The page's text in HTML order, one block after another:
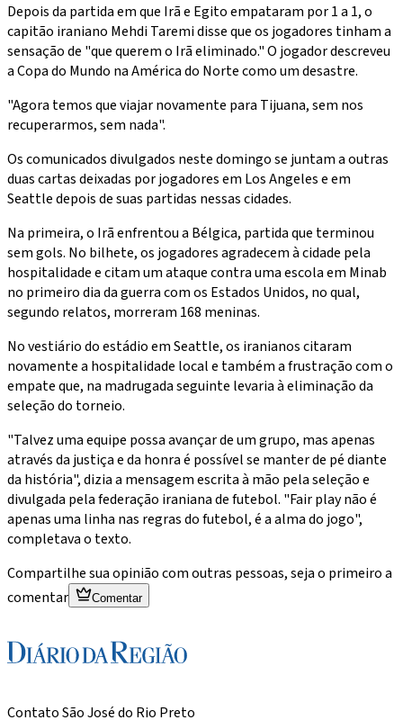
Depois da partida em que Irã e Egito empataram por 1 a 1, o
capitão iraniano Mehdi Taremi disse que os jogadores tinham a
sensação de "que querem o Irã eliminado." O jogador descreveu
a Copa do Mundo na América do Norte como um desastre.
"Agora temos que viajar novamente para Tijuana, sem nos
recuperarmos, sem nada".
Os comunicados divulgados neste domingo se juntam a outras
duas cartas deixadas por jogadores em Los Angeles e em
Seattle depois de suas partidas nessas cidades.
Na primeira, o Irã enfrentou a Bélgica, partida que terminou
sem gols. No bilhete, os jogadores agradecem à cidade pela
hospitalidade e citam um ataque contra uma escola em Minab
no primeiro dia da guerra com os Estados Unidos, no qual,
segundo relatos, morreram 168 meninas.
No vestiário do estádio em Seattle, os iranianos citaram
novamente a hospitalidade local e também a frustração com o
empate que, na madrugada seguinte levaria à eliminação da
seleção do torneio.
"Talvez uma equipe possa avançar de um grupo, mas apenas
através da justiça e da honra é possível se manter de pé diante
da história", dizia a mensagem escrita à mão pela seleção e
divulgada pela federação iraniana de futebol. "Fair play não é
apenas uma linha nas regras do futebol, é a alma do jogo",
completava o texto.
Compartilhe sua opinião com outras pessoas, seja o primeiro a
comentar
Comentar
Contato São José do Rio Preto